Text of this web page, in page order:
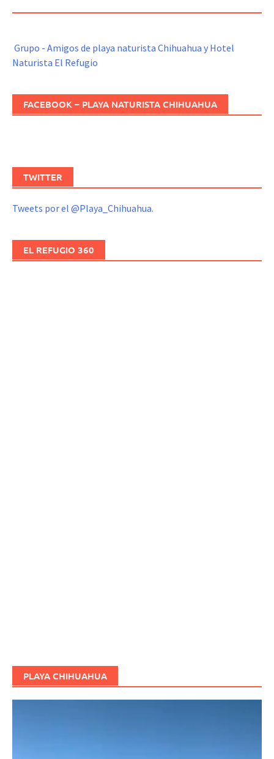
Grupo - Amigos de playa naturista Chihuahua y Hotel
Naturista El Refugio
FACEBOOK – PLAYA NATURISTA CHIHUAHUA
TWITTER
Tweets por el @Playa_Chihuahua.
EL REFUGIO 360
PLAYA CHIHUAHUA